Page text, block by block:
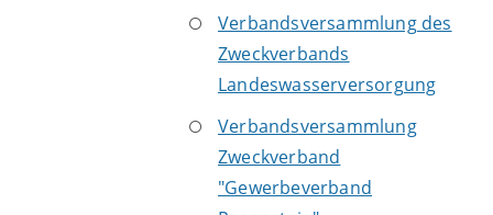
Verbandsversammlung des
Zweckverbands
Landeswasserversorgung
Verbandsversammlung
Zweckverband
"Gewerbeverband